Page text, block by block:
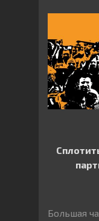
Большая